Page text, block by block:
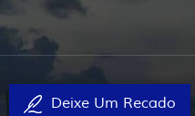
Deixe Um Recado